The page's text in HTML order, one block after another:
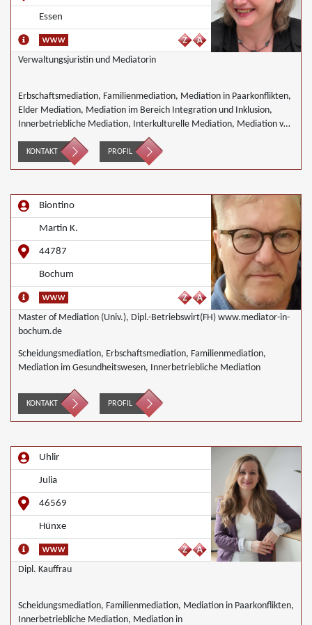
Essen
Verwaltungsjuristin und Mediatorin
Erbschaftsmediation, Familienmediation, Mediation in Paarkonflikten,
Elder Mediation, Mediation im Bereich Integration und Inklusion,
Innerbetriebliche Mediation, Interkulturelle Mediation, Mediation von
Generationskonflikten, Mediation im öffentlichen Bereich, Mediation
bei Team- und Gruppenkonflikten, Wirtschaftsmediation
KONTAKT PROFIL
Biontino
Martin K.
44787
Bochum
Master of Mediation (Univ.), Dipl.-Betriebswirt(FH) www.mediator-in-
bochum.de
Scheidungsmediation, Erbschaftsmediation, Familienmediation,
Mediation im Gesundheitswesen, Innerbetriebliche Mediation
KONTAKT PROFIL
Uhlir
Julia
46569
Hünxe
Dipl. Kauffrau
Scheidungsmediation, Familienmediation, Mediation in Paarkonflikten,
Innerbetriebliche Mediation, Mediation in